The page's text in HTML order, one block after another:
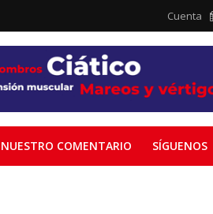
Cuenta
NUESTRO COMENTARIO SÍGUENOS